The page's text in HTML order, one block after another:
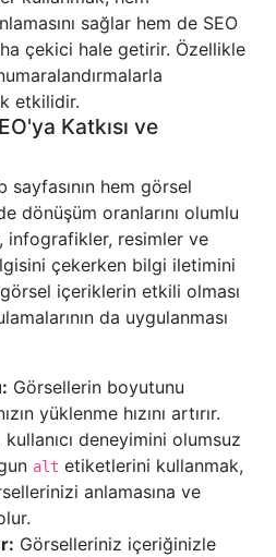
sağlar hem de SEO
çekici hale getirir. Özellikle
etkilidir.
Katkısı ve
hem görsel
dönüşüm oranlarını olumlu
infografikler, resimler ve
çekerken bilgi iletimini
içeriklerin etkili olması
da uygulanması
Görsellerin boyutunu
yüklenme hızını artırır.
deneyimini olumsuz
alt etiketlerini kullanmak,
anlamasına ve
Görselleriniz içeriğinizle